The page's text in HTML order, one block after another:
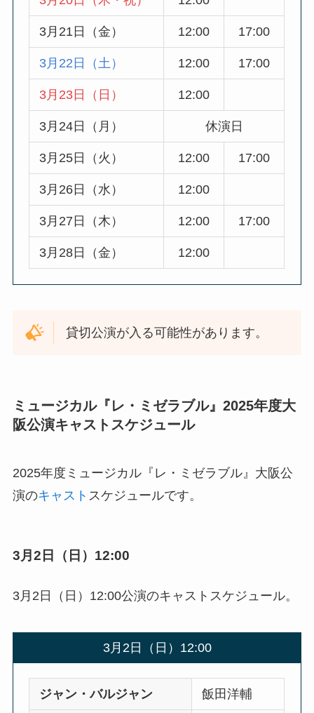
3月21日（金） 12:00 17:00
3月22日（土） 12:00 17:00
3月23日（日） 12:00
3月24日（月） 休演日
3月25日（火） 12:00 17:00
3月26日（水） 12:00
3月27日（木） 12:00 17:00
3月28日（金） 12:00
貸切公演が入る可能性があります。
ミュージカル『レ・ミゼラブル』2025年度大
阪公演キャストスケジュール
2025年度ミュージカル『レ・ミゼラブル』大阪公
演のキャスト スケジュールです。
3月2日（日）12:00
3月2日（日）12:00公演のキャストスケジュール。
3月2日（日）12:00
ジャン・バルジャン 飯田洋輔